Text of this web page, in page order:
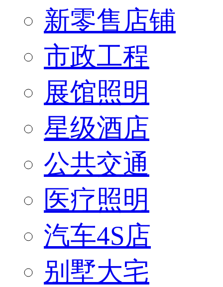
新零售店铺
市政工程
展馆照明
星级酒店
公共交通
医疗照明
汽车4S店
别墅大宅